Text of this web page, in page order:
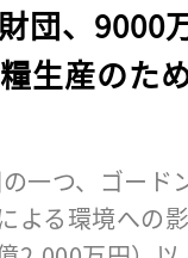
団、9000
生産のた
一つ、ゴード
よる環境への